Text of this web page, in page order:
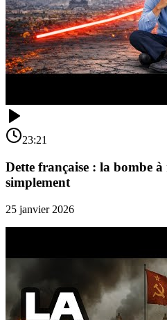
23:21
Dette française : la bombe
simplement
25 janvier 2026